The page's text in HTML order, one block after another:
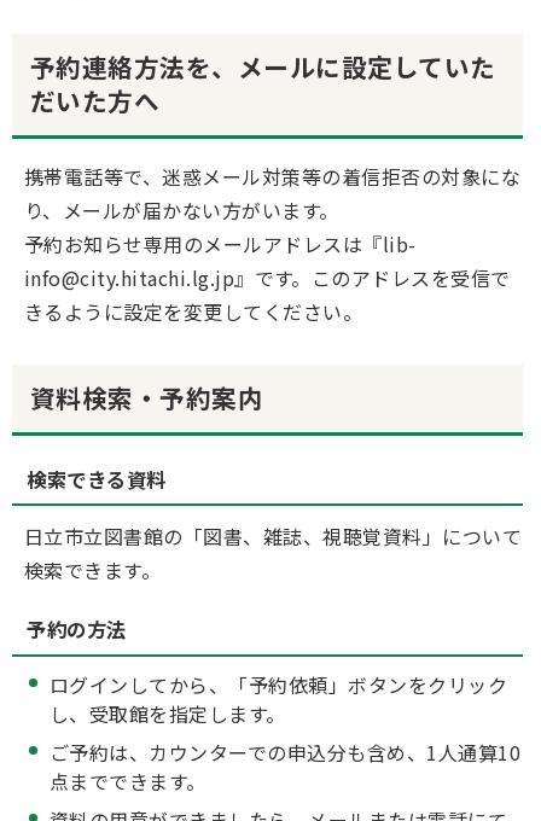
予約連絡方法を、メールに設定していた
だいた方へ
携帯電話等で、迷惑メール対策等の着信拒否の対象にな
り、メールが届かない方がいます。
予約お知らせ専用のメールアドレスは『lib-
info@city.hitachi.lg.jp』です。このアドレスを受信で
きるように設定を変更してください。
資料検索・予約案内
検索できる資料
日立市立図書館の「図書、雑誌、視聴覚資料」について
検索できます。
予約の方法
ログインしてから、「予約依頼」ボタンをクリック
し、受取館を指定します。
ご予約は、カウンターでの申込分も含め、1人通算10
点までできます。